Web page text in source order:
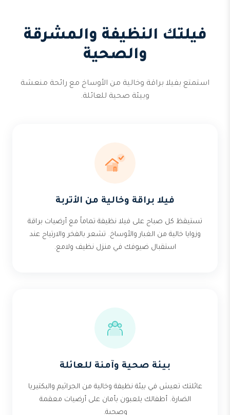
فيلتك النظيفة والمشرقة
والصحية
استمتع بفيلا براقة وخالية من الأوساخ مع رائحة منعشة
وبيئة صحية للعائلة.
فيلا براقة وخالية من الأتربة
تستيقظ كل صباح على فيلا نظيفة تماماً مع أرضيات براقة
وزوايا خالية من الغبار والأوساخ. تشعر بالفخر والارتياح عند
استقبال ضيوفك في منزل نظيف ولامع.
بيئة صحية وآمنة للعائلة
عائلتك تعيش في بيئة نظيفة وخالية من الجراثيم والبكتيريا
الضارة. أطفالك يلعبون بأمان على أرضيات معقمة
وصحية.